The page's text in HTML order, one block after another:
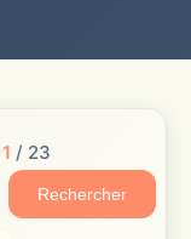
1 / 23
Rechercher